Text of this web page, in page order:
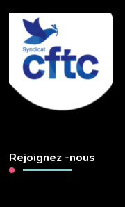
Rejoignez -nous